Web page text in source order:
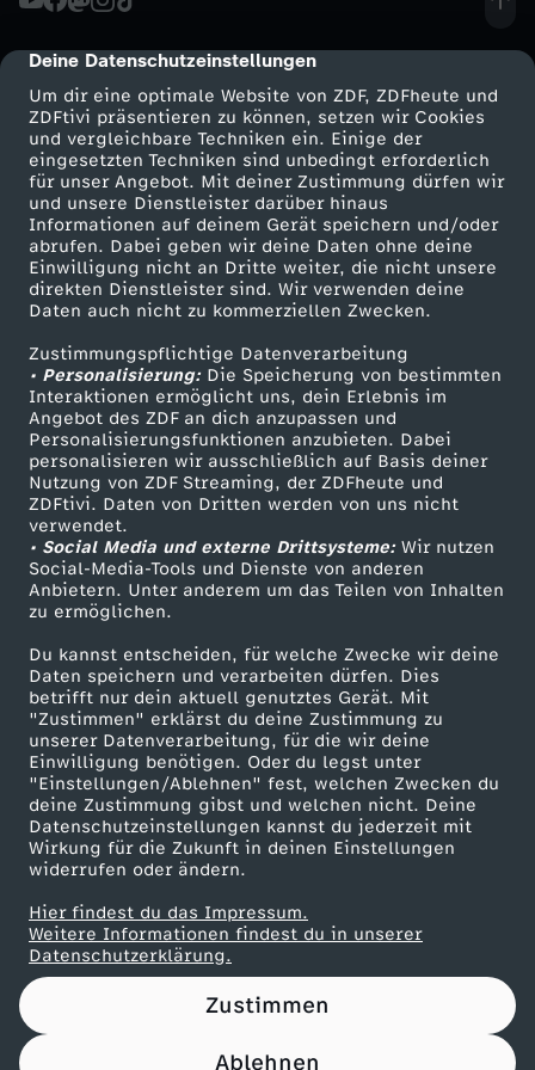
cmp-dialog-description
Deine Datenschutzeinstellungen
Um dir eine optimale Website von ZDF, ZDFheute und
ZDFtivi präsentieren zu können, setzen wir Cookies
und vergleichbare Techniken ein. Einige der
eingesetzten Techniken sind unbedingt erforderlich
für unser Angebot. Mit deiner Zustimmung dürfen wir
und unsere Dienstleister darüber hinaus
Informationen auf deinem Gerät speichern und/oder
abrufen. Dabei geben wir deine Daten ohne deine
Einwilligung nicht an Dritte weiter, die nicht unsere
direkten Dienstleister sind. Wir verwenden deine
Daten auch nicht zu kommerziellen Zwecken.
Zustimmungspflichtige Datenverarbeitung
• Personalisierung:Die Speicherung von bestimmten
Interaktionen ermöglicht uns, dein Erlebnis im
Angebot des ZDF an dich anzupassen und
Personalisierungsfunktionen anzubieten. Dabei
personalisieren wir ausschließlich auf Basis deiner
Nutzung von ZDF Streaming, der ZDFheute und
ZDFtivi. Daten von Dritten werden von uns nicht
verwendet.
• Social Media und externe Drittsysteme:Wir nutzen
Social-Media-Tools und Dienste von anderen
Anbietern. Unter anderem um das Teilen von Inhalten
zu ermöglichen.
Du kannst entscheiden, für welche Zwecke wir deine
Daten speichern und verarbeiten dürfen. Dies
betrifft nur dein aktuell genutztes Gerät. Mit
"Zustimmen" erklärst du deine Zustimmung zu
unserer Datenverarbeitung, für die wir deine
Einwilligung benötigen. Oder du legst unter
"Einstellungen/Ablehnen" fest, welchen Zwecken du
deine Zustimmung gibst und welchen nicht. Deine
Datenschutzeinstellungen kannst du jederzeit mit
Wirkung für die Zukunft in deinen Einstellungen
widerrufen oder ändern.
Hier findest du das Impressum.
Weitere Informationen findest du in unserer
Datenschutzerklärung.
Zustimmen
Ablehnen
e
r
e
D
F
B
-
S
t
a
r
s
m
i
t
D
r
ef
o
r
t
h
i
s
-
m
e
h
r
a
l
s
F
u
ß
b
n
,
F
u
ß
b
a
l
l
,
F
r
e
i
e
i
t
i
c
h
.
J
u
n
g
.
S
t
a
r
.
u
c
h
e
n
a
c
h
d
e
m
B
o
o
m
i
m
F
a
l
l
-
L
e
g
e
n
d
e
n
e
r
s
p
o
t
l
e
r
i
n
n
e
n
i
m
P
o
k
a
l
d
e
r
F
r
u
e
n
-
2
0
k
l
-
P
o
k
a
l
d
e
r
F
r
a
u
e
n
-
2
0
2
k
t
u
e
l
l
e
s
p
o
r
t
s
t
d
i
o
l
i
h
r
e
s
L
e
b
e
n
s
i
o
n
s
L
e
a
g
u
e
d
e
r
F
r
a
u
d
e
s
l
i
g
a
d
e
r
F
r
a
u
e
n
-
2
n
u
n
,
.
.
.
?
z
p
l
a
t
u
l
s
B
-
P
o
k
a
l
d
e
r
F
r
a
u
e
n
-
2
0
m
F
r
a
u
e
n
.
D
i
e
I
n
t
e
r
v
Mehr ZDF
ZDF-Apps
Smart TV
ZDFtext
Livestreams
Sendungen A-Z
TV-Programm
Service
ZDFmitreden
Kontakt zum ZDF
Tickets
Zuschauerservice
Hilfe
ZDF Unternehmen
Karriere
ZDF goes Schule
Werbefernsehen
Mainzelmännchen
Partner